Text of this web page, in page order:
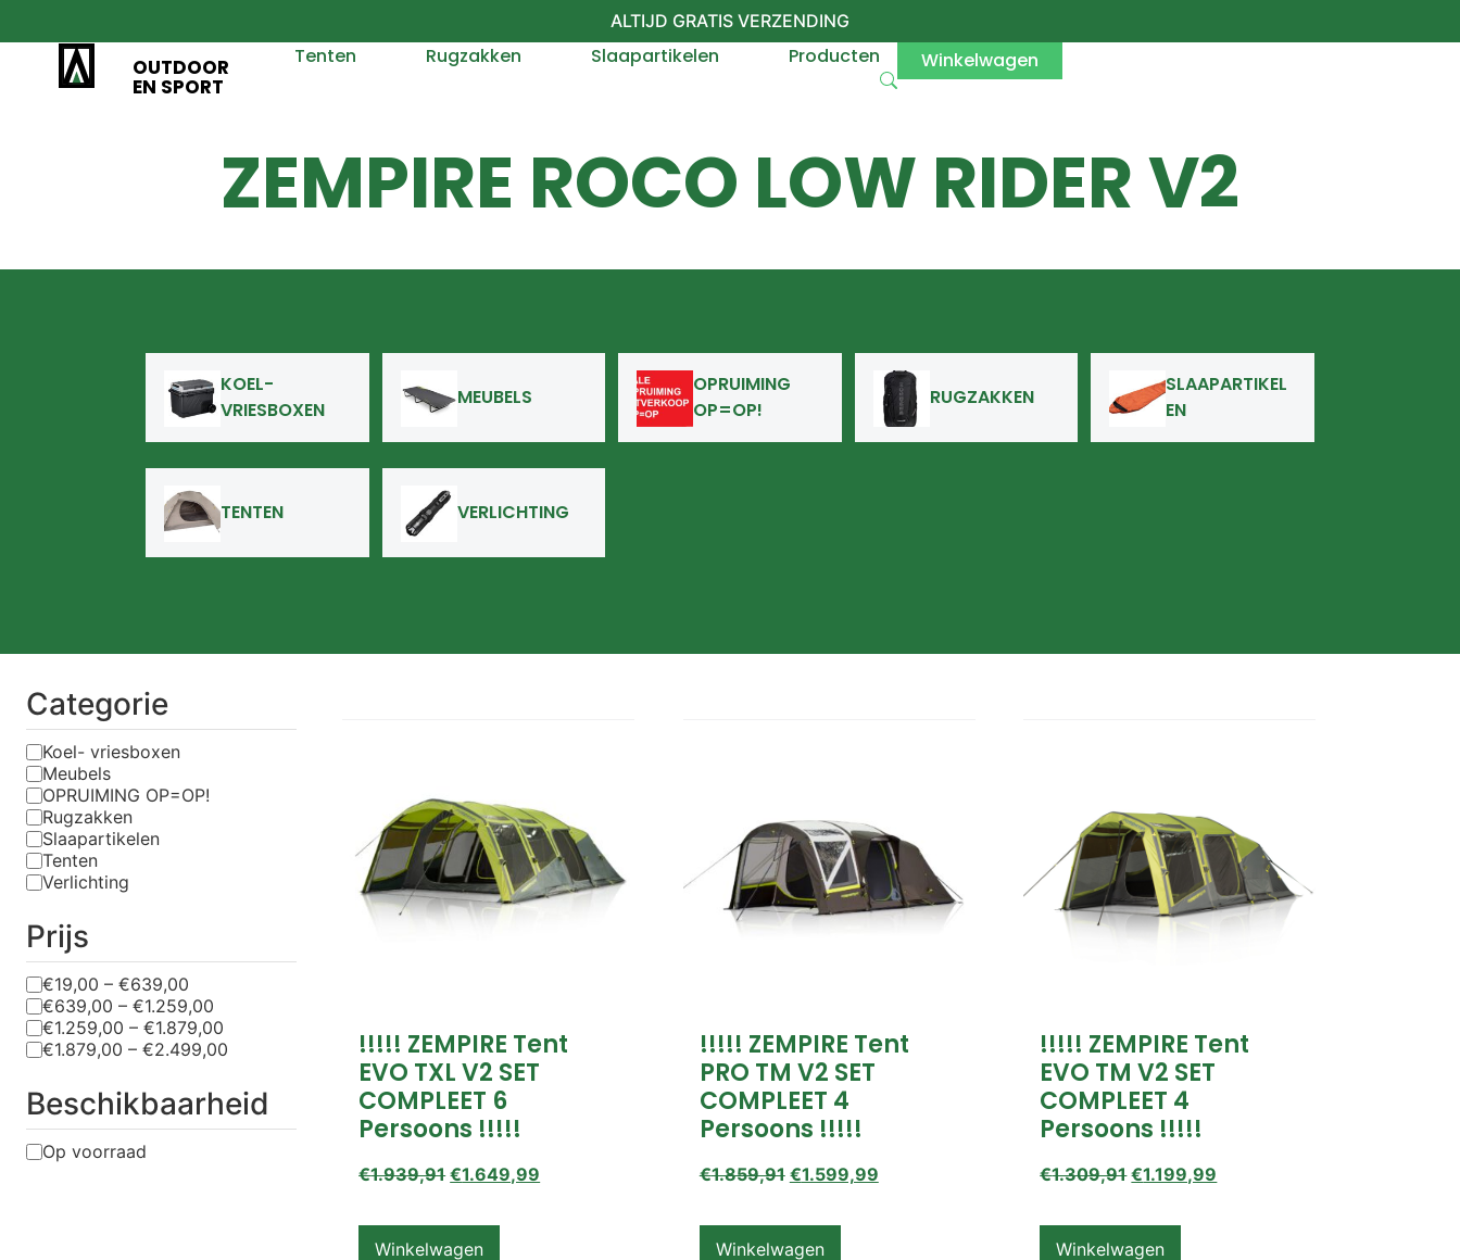
ALTIJD GRATIS VERZENDING
OUTDOOR
EN SPORT
Tenten Rugzakken Slaapartikelen Producten Winkelwagen
ZEMPIRE ROCO LOW RIDER V2
KOEL-
VRIESBOXEN
MEUBELS
OPRUIMING
OP=OP!
RUGZAKKEN
SLAAPARTIKEL
EN
TENTEN VERLICHTING
Categorie
Koel- vriesboxen
Meubels
OPRUIMING OP=OP!
Rugzakken
Slaapartikelen
Tenten
Verlichting
Prijs
€19,00 – €639,00
€639,00 – €1.259,00
€1.259,00 – €1.879,00
€1.879,00 – €2.499,00
Beschikbaarheid
Op voorraad
!!!!! ZEMPIRE Tent
EVO TXL V2 SET
COMPLEET 6
Persoons !!!!!
€1.939,91 €1.649,99
Winkelwagen
!!!!! ZEMPIRE Tent
PRO TM V2 SET
COMPLEET 4
Persoons !!!!!
€1.859,91 €1.599,99
Winkelwagen
!!!!! ZEMPIRE Tent
EVO TM V2 SET
COMPLEET 4
Persoons !!!!!
€1.309,91 €1.199,99
Winkelwagen